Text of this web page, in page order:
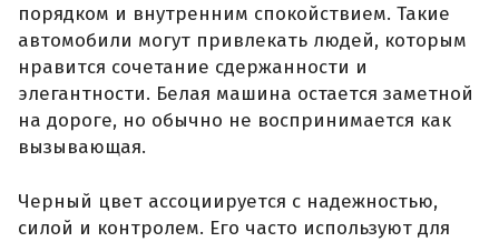
порядком и внутренним спокойствием. Такие
автомобили могут привлекать людей, которым
нравится сочетание сдержанности и
элегантности. Белая машина остается заметной
на дороге, но обычно не воспринимается как
вызывающая.
Черный цвет ассоциируется с надежностью,
силой и контролем. Его часто используют для